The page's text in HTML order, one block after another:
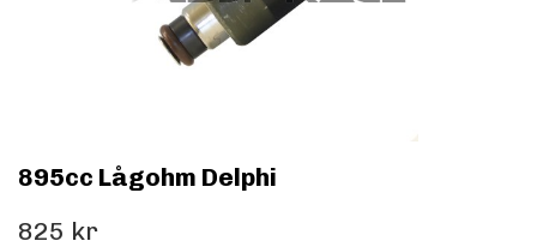
895cc Lågohm Delphi
825 kr